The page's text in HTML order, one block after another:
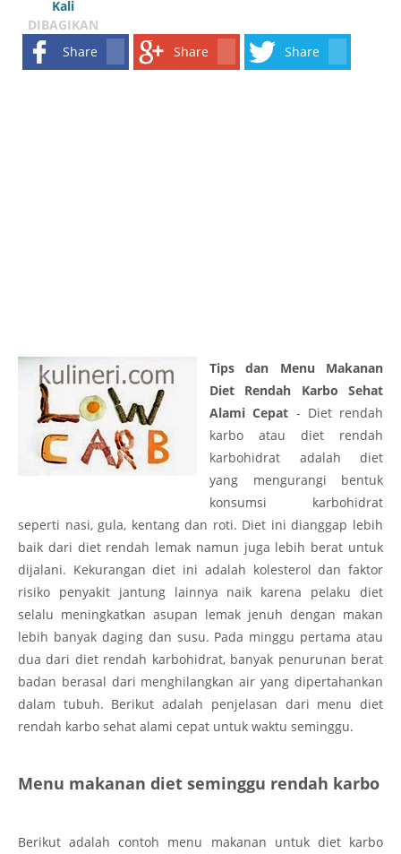
Kali
DIBAGIKAN
Share
Share Share
Tips dan Menu Makanan
Diet Rendah Karbo Sehat
Alami Cepat - Diet rendah
karbo atau diet rendah
karbohidrat adalah diet
yang mengurangi bentuk
konsumsi karbohidrat
seperti nasi, gula, kentang dan roti. Diet ini dianggap lebih
baik dari diet rendah lemak namun juga lebih berat untuk
dijalani. Kekurangan diet ini adalah kolesterol dan faktor
risiko penyakit jantung lainnya naik karena pelaku diet
selalu meningkatkan asupan lemak jenuh dengan makan
lebih banyak daging dan susu. Pada minggu pertama atau
dua dari diet rendah karbohidrat, banyak penurunan berat
badan berasal dari menghilangkan air yang dipertahankan
dalam tubuh. Berikut adalah penjelasan dari menu diet
rendah karbo sehat alami cepat untuk waktu seminggu.
Menu makanan diet seminggu rendah karbo
Berikut adalah contoh menu makanan untuk diet karbo